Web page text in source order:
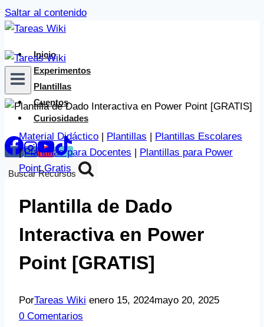
Saltar al contenido
Inicio
Experimentos
Plantillas
Cuentos
Curiosidades
Buscar Recursos
Material Didáctico | Plantillas | Plantillas Escolares
|Plantillas para Docentes | Plantillas para Power
Point Gratis
Plantilla de Dado
Interactiva en Power
Point [GRATIS]
PorTareas Wiki enero 15, 2024mayo 20, 2025
0 Comentarios